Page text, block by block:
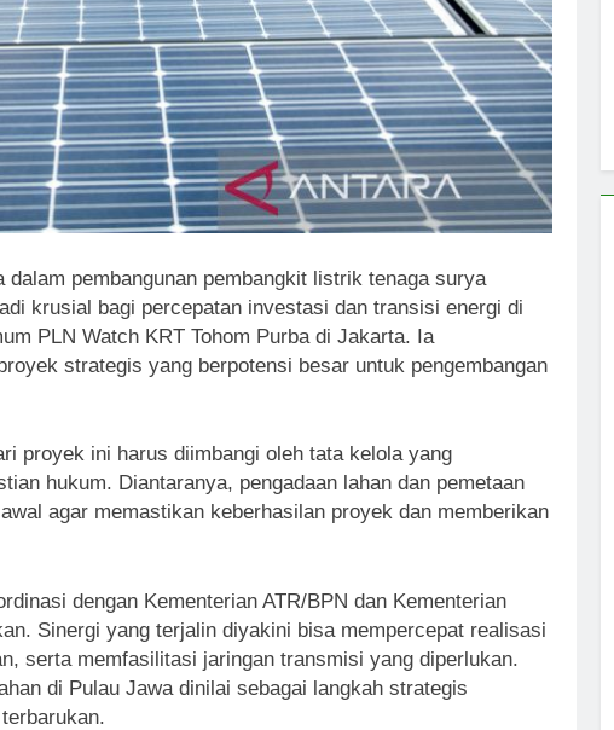
dalam pembangunan pembangkit listrik tenaga surya
krusial bagi percepatan investasi dan transisi energi di
PLN Watch KRT Tohom Purba di Jakarta. Ia
strategis yang berpotensi besar untuk pengembangan
proyek ini harus diimbangi oleh tata kelola yang
hukum. Diantaranya, pengadaan lahan dan pemetaan
agar memastikan keberhasilan proyek dan memberikan
dengan Kementerian ATR/BPN dan Kementerian
Sinergi yang terjalin diyakini bisa mempercepat realisasi
serta memfasilitasi jaringan transmisi yang diperlukan.
di Pulau Jawa dinilai sebagai langkah strategis